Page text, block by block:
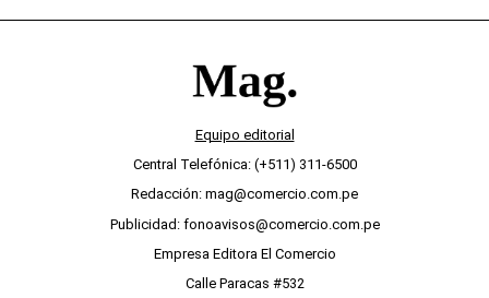
Equipo editorial
Central Telefónica: (+511) 311-6500
Redacción: mag@comercio.com.pe
Publicidad: fonoavisos@comercio.com.pe
Empresa Editora El Comercio
Calle Paracas #532